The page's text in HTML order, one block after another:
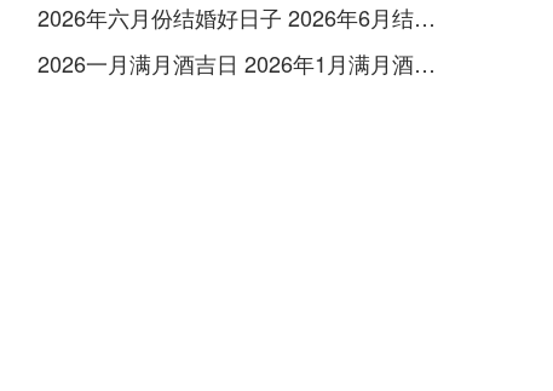
2026年六月份结婚好日子 2026年6月结婚好吗
2026一月满月酒吉日 2026年1月满月酒吉日